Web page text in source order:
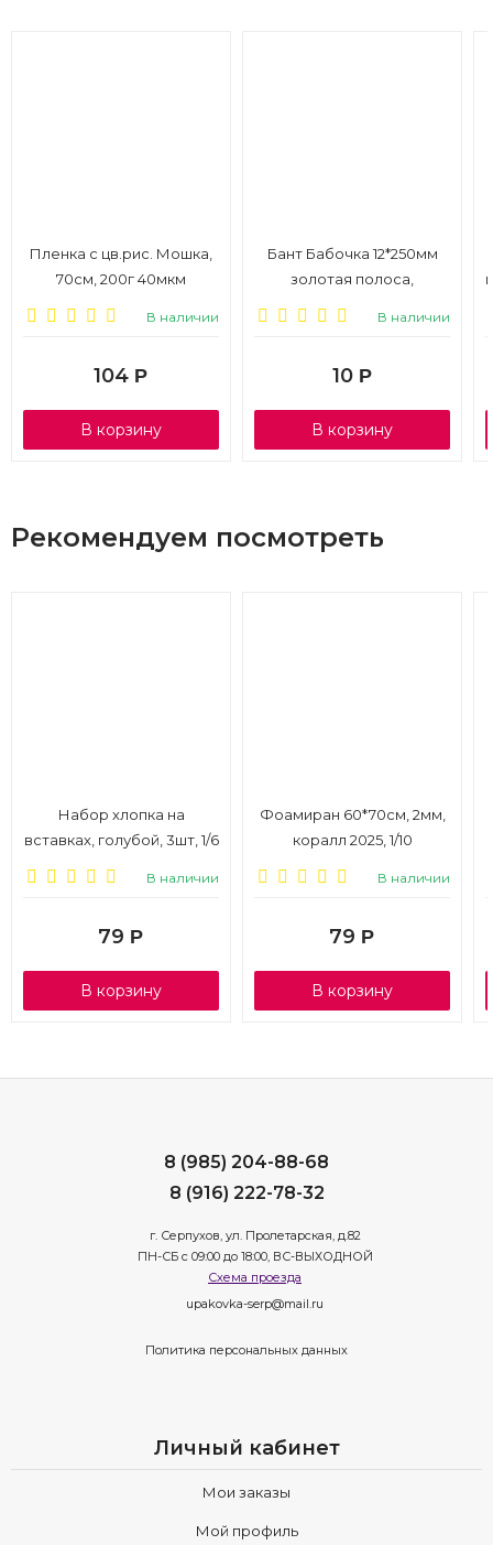
Пленка с цв.рис. Мошка,
70см, 200г 40мкм
В наличии
104 Р
В корзину
Бант Бабочка 12*250мм
золотая полоса,
В наличии
10 Р
В корзину
Рекомендуем посмотреть
Набор хлопка на
вставках, голубой, 3шт, 1/6
В наличии
79 Р
В корзину
Фоамиран 60*70см, 2мм,
коралл 2025, 1/10
В наличии
79 Р
В корзину
8 (985) 204-88-68
8 (916) 222-78-32
г. Серпухов, ул. Пролетарская, д.82
ПН-СБ с 09:00 до 18:00, ВС-ВЫХОДНОЙ
Схема проезда
upakovka-serp@mail.ru
Политика персональных данных
Личный кабинет
Мои заказы
Мой профиль